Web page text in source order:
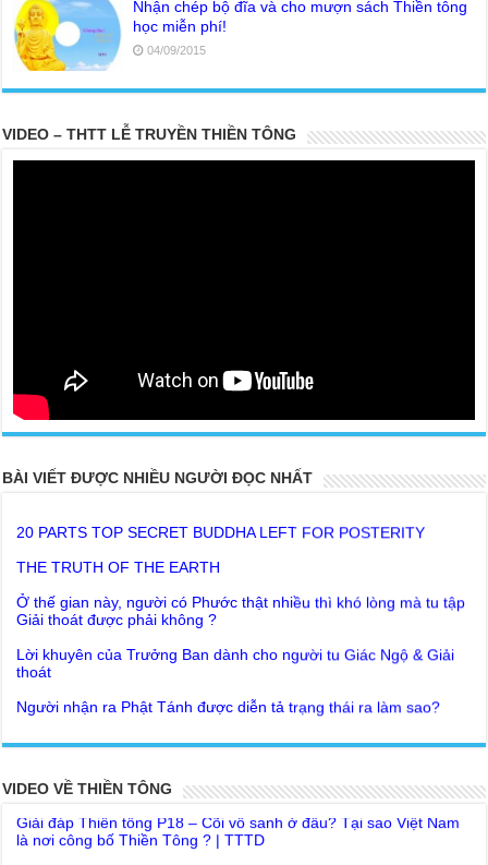
Nhận chép bộ đĩa và cho mượn sách Thiền tông
học miễn phí!
04/09/2015
VIDEO – THTT LỄ TRUYỀN THIỀN TÔNG
BÀI VIẾT ĐƯỢC NHIỀU NGƯỜI ĐỌC NHẤT
20 PARTS TOP SECRET BUDDHA LEFT FOR POSTERITY
Giải thoát được phải không ?
Lời khuyên của Trưởng Ban dành cho người tu Giác Ngộ & Giải
thoát
Người nhận ra Phật Tánh được diễn tả trạng thái ra làm sao?
Đức Phật dạy về cách tạo Công Đức và Phước Đức
Như Lai Thanh Tịnh Thiền, Thiền Tông và Tổ Sư thiền là sao?
Lục Diệu Pháp Môn
VIDEO VỀ THIỀN TÔNG
Nguyễn Nhân nói gì?
Giải đáp Thiền tông P18 – Cõi vô sanh ở đâu? Tại sao Việt Nam
là nơi công bố Thiền Tông ? | TTTD
Chùa Thiền Tông Tân Diệu góp phần giúp đỡ Nhân dân Cuba |
TTTD